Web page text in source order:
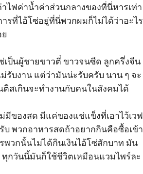
ไฟค่าน้ำค่าส่วนกลางของที่นี่หารเท่า
รที่ไอ้โซ่อยู่ที่นี่พวกผมก็ไม่ได้ว่าอะไร
เป็นผู้ชายขาวตี๋ ขาวจนซีด ลูกครึ่งจีน
รับงาน แต่ว่ามันน่ะรับครับ นาน ๆ จะ
ติสเกินจะทำงานกับคนในสังคมได้
มีของสด มีแค่ของแช่แข็งที่เอาไว้เวฟ
พวกอาหารสดถ้าอยากกินคือซื้อเข้า
วกนั้นไม่ได้กินเงินไอ้โซ่สักบาท มัน
ทุกวันนี้มันก็ใช้ชีวิตเหมือนแวมไพร์ละ